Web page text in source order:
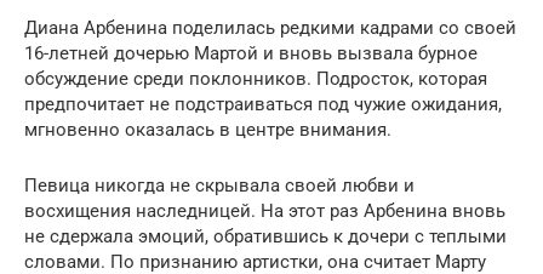
Диана Арбенина поделилась редкими кадрами со своей
16-летней дочерью Мартой и вновь вызвала бурное
обсуждение среди поклонников. Подросток, которая
предпочитает не подстраиваться под чужие ожидания,
мгновенно оказалась в центре внимания.
Певица никогда не скрывала своей любви и
восхищения наследницей. На этот раз Арбенина вновь
не сдержала эмоций, обратившись к дочери с теплыми
словами. По признанию артистки, она считает Марту